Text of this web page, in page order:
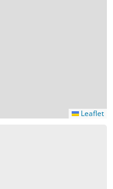
Leaflet